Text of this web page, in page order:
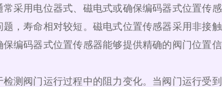
采用电位器式、磁电式或确保编码器式位置传
，寿命相对较短。磁电式位置传感器采用非接
编码器式位置传感器能够提供精确的阀门位置
测阀门运行过程中的阻力变化。当阀门运行受